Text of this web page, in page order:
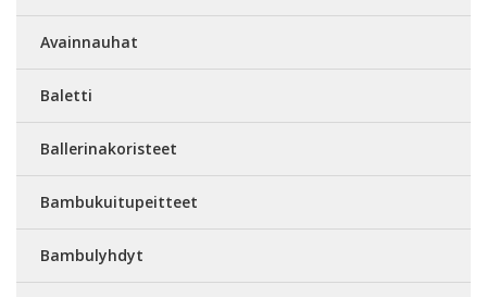
Avainnauhat
Baletti
Ballerinakoristeet
Bambukuitupeitteet
Bambulyhdyt